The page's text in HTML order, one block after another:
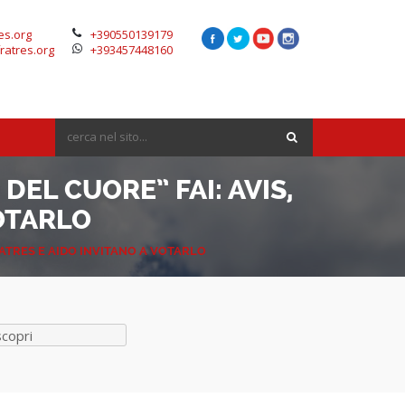
+390550139179
+393457448160
CUORE” FAI: AVIS,
E AIDO INVITANO A VOTARLO